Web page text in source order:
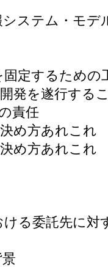
ステム・モデ
固定するための
発を遂行する
責任
め方あれこれ
め方あれこれ
る委託先に対